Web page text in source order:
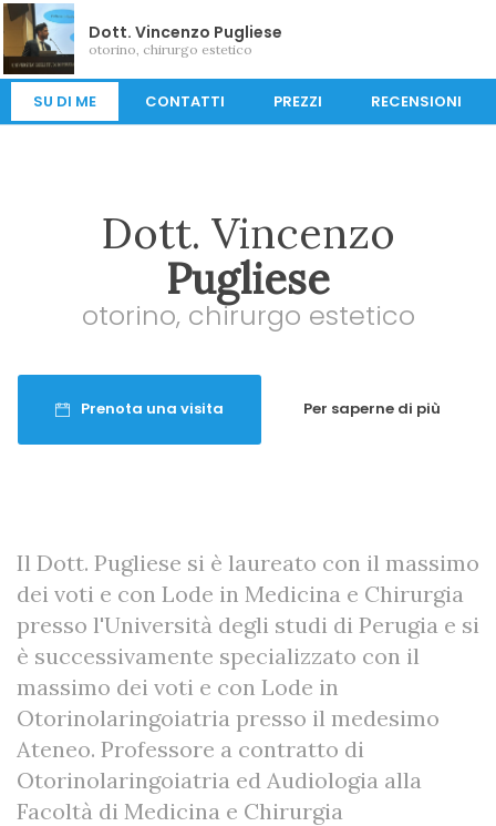
Dott. Vincenzo Pugliese
otorino, chirurgo estetico
SU DI ME CONTATTI PREZZI RECENSIONI
Dott. Vincenzo
Pugliese
otorino, chirurgo estetico
Prenota una visita Per saperne di più
Il Dott. Pugliese si è laureato con il massimo
dei voti e con Lode in Medicina e Chirurgia
presso l'Università degli studi di Perugia e si
è successivamente specializzato con il
massimo dei voti e con Lode in
Otorinolaringoiatria presso il medesimo
Ateneo. Professore a contratto di
Otorinolaringoiatria ed Audiologia alla
Facoltà di Medicina e Chirurgia